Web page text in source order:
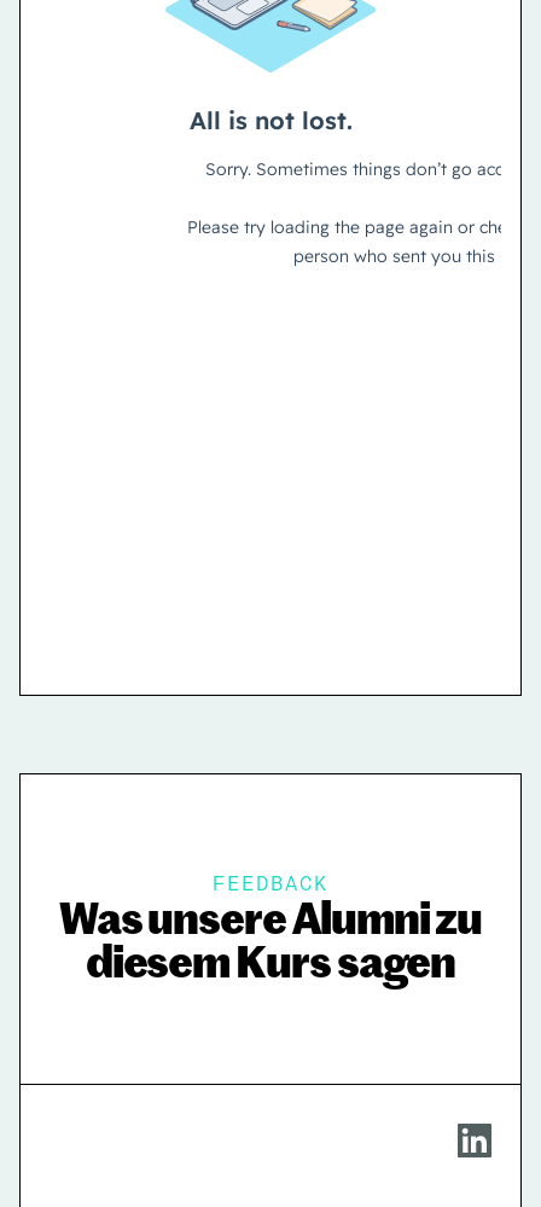
FEEDBACK
Was unsere Alumni zu
diesem Kurs sagen